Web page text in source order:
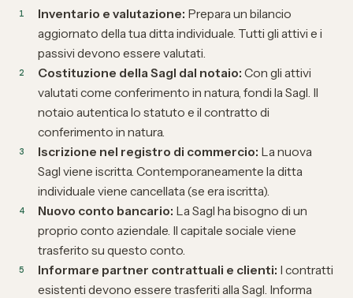
Inventario e valutazione: Prepara un bilancio
aggiornato della tua ditta individuale. Tutti gli attivi e i
passivi devono essere valutati.
Costituzione della Sagl dal notaio: Con gli attivi
valutati come conferimento in natura, fondi la Sagl. Il
notaio autentica lo statuto e il contratto di
conferimento in natura.
Iscrizione nel registro di commercio: La nuova
Sagl viene iscritta. Contemporaneamente la ditta
individuale viene cancellata (se era iscritta).
Nuovo conto bancario: La Sagl ha bisogno di un
proprio conto aziendale. Il capitale sociale viene
trasferito su questo conto.
Informare partner contrattuali e clienti: I contratti
esistenti devono essere trasferiti alla Sagl. Informa